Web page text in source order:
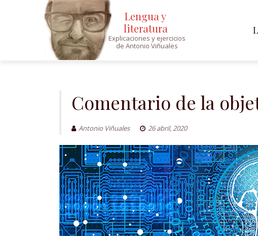
Lengua y
literatura
Explicaciones y ejercicios
de Antonio Viñuales
Comentario de la
Antonio Viñuales 26 abril, 2020